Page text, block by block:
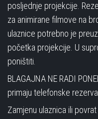
posljednje projekcije.
za animirane filmove na
ulaznice potrebno je
početka projekcije. U
poništiti.
BLAGAJNA NE RADI
primaju telefonske
Zamjenu ulaznica ili